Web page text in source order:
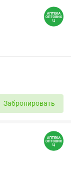
Забронировать